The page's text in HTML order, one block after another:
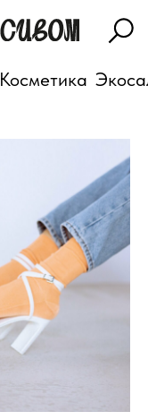
Косметика